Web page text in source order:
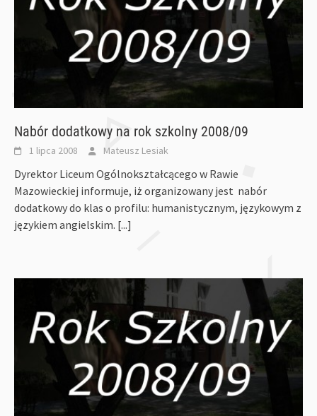
Nabór dodatkowy na rok szkolny 2008/09
1 lipca 2008 Mateusz Lesiak
Dyrektor Liceum Ogólnokształcącego w Rawie
Mazowieckiej informuje, iż organizowany jest nabór
dodatkowy do klas o profilu: humanistycznym, językowym z
językiem angielskim. [...]